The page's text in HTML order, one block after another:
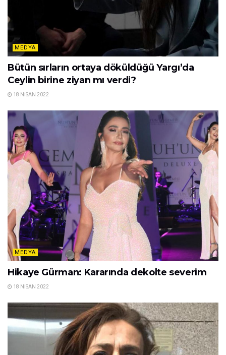
Related
Hakan Ural, hakkında yapılan tenkitlere Neler
Oluyor Hayatta ’da yanıt verdi…